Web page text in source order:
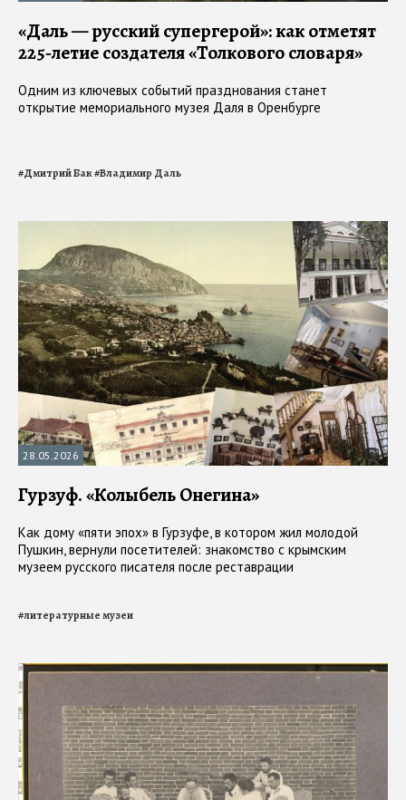
«Даль — русский супергерой»: как отметят
225‑летие создателя «Толкового словаря»
Одним из ключевых событий празднования станет
открытие мемориального музея Даля в Оренбурге
#Дмитрий Бак#Владимир Даль
28.05.2026
Гурзуф. «Колыбель Онегина»
Как дому «пяти эпох» в Гурзуфе, в котором жил молодой
Пушкин, вернули посетителей: знакомство с крымским
музеем русского писателя после реставрации
#литературные музеи